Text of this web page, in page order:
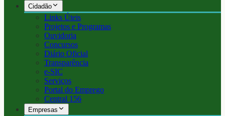
Cidadão
Links Úteis
Projetos e Programas
Ouvidoria
Concursos
Diário Oficial
Transparência
e-SIC
Serviços
Portal do Emprego
Central 156
Empresas